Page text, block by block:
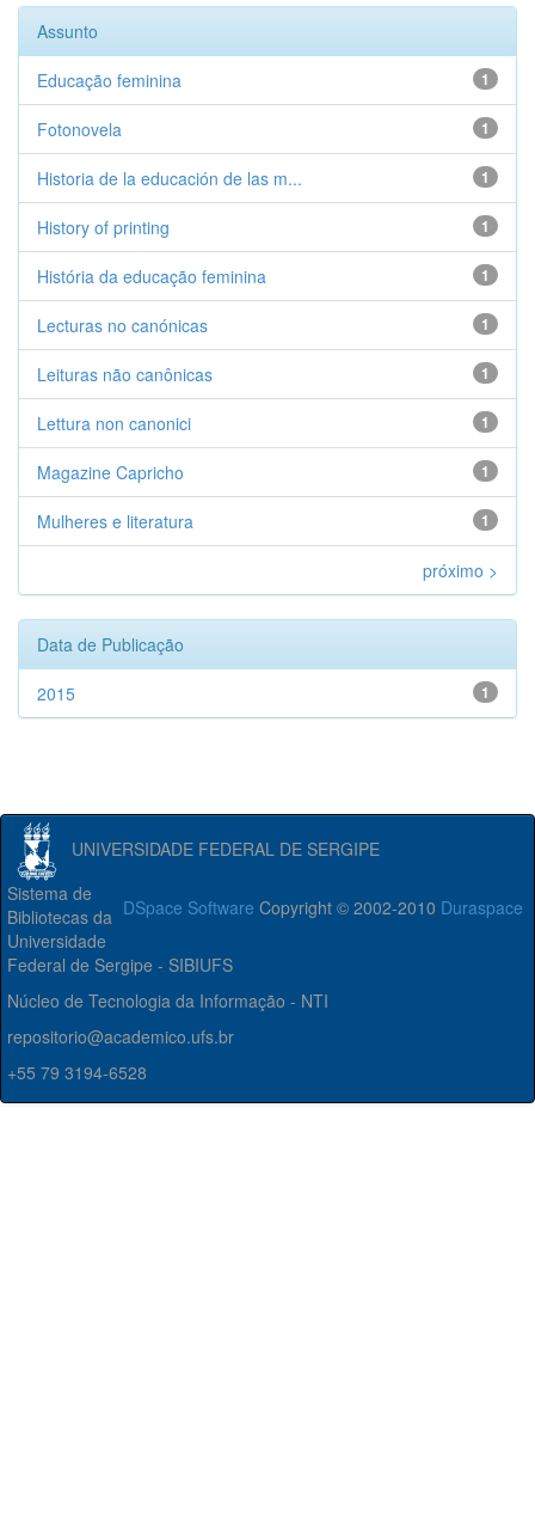
Assunto
1
Educação feminina
1
Fotonovela
1
Historia de la educación de las m...
1
History of printing
1
História da educação feminina
1
Lecturas no canónicas
1
Leituras não canônicas
1
Lettura non canonici
1
Magazine Capricho
1
Mulheres e literatura
próximo >
Data de Publicação
1
2015
UNIVERSIDADE FEDERAL DE SERGIPE
DSpace Software Copyright © 2002-2010 Duraspace
Sistema de
Bibliotecas da
Universidade
Federal de Sergipe - SIBIUFS
Núcleo de Tecnologia da Informação - NTI
repositorio@academico.ufs.br
+55 79 3194-6528